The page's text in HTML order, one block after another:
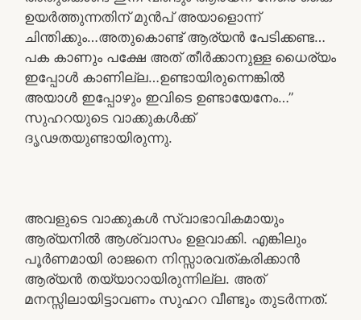
ഉയർത്തുന്നതിന് മുൻപ് അയാളൊന്ന്
ചിന്തിക്കും…അതുകൊണ്ട് ആര്യൻ പേടിക്കണ്ട…
പക കാണും പക്ഷേ അത് തീർക്കാനുള്ള ധൈര്യം
ഇപ്പോൾ കാണില്ല…ഉണ്ടായിരുന്നെങ്കിൽ
അയാൾ ഇപ്പോഴും ഇവിടെ ഉണ്ടായേനേം…”
സുഹറയുടെ വാക്കുകൾക്ക്
ദൃഢതയുണ്ടായിരുന്നു.
അവളുടെ വാക്കുകൾ സ്വാഭാവികമായും
ആര്യനിൽ ആശ്വാസം ഉളവാക്കി. എങ്കിലും
പൂർണമായി രാജനെ നിസ്സാരവത്കരിക്കാൻ
ആര്യൻ തയ്യാറായിരുന്നില്ല. അത്
മനസ്സിലായിട്ടാവണം സുഹറ വീണ്ടും തുടർന്നത്.